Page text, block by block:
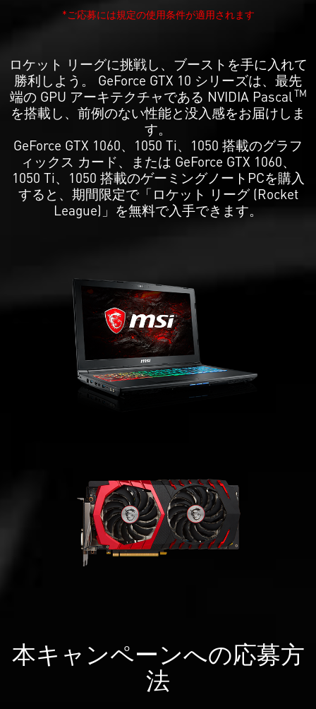
*ご応募には規定の使用条件が適用されます
ロケット リーグに挑戦し、ブーストを手に入れて
勝利しよう。 GeForce GTX 10 シリーズは、最先
端の GPU アーキテクチャである NVIDIA PascalTM
を搭載し、前例のない性能と没入感をお届けしま
す。
GeForce GTX 1060、1050 Ti、1050 搭載のグラフ
ィックス カード、または GeForce GTX 1060、
1050 Ti、1050 搭載のゲーミングノートPCを購入
すると、期間限定で「ロケット リーグ (Rocket
League)」を無料で入手できます。
本キャンペーンへの応募方
法